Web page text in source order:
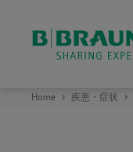
Homeビ
疾患・症状